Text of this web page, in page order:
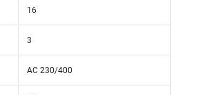
16
3
AC 230/400